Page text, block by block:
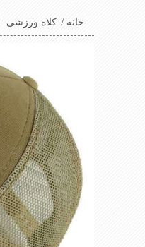
خانه / کلاه ورزشی